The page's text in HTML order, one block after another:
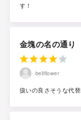
す！
金塊の名の通り
bellflower
扱いの良さそうな代